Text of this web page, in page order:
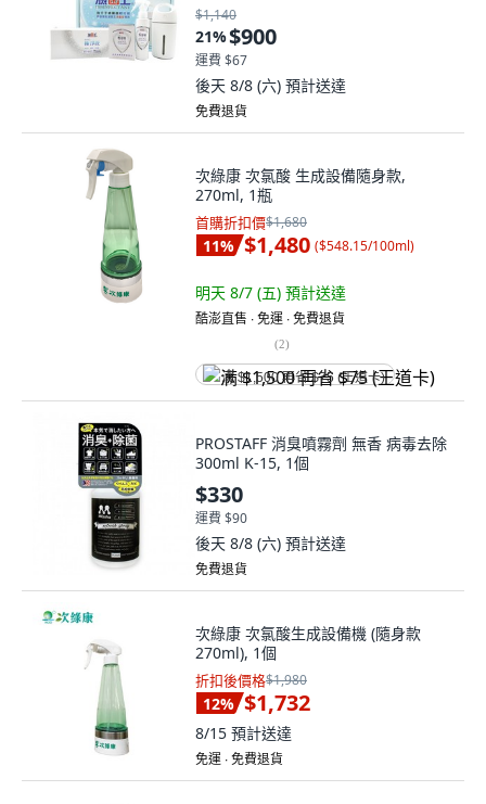
$1,140
21%$900
運費 $67
後天 8/8 (六) 預計送達
免費退貨
次綠康 次氯酸 生成設備隨身款,
270ml, 1瓶
首購折扣價$1,680
11% $1,480 ($548.15/100ml)
明天 8/7 (五) 預計送達
酷澎直售 ∙ 免運 ∙ 免費退貨
(2)
满 $1,500 再省 $75 (王道卡)
PROSTAFF 消臭噴霧劑 無香 病毒去除
300ml K-15, 1個
$330
運費 $90
後天 8/8 (六) 預計送達
免費退貨
次綠康 次氯酸生成設備機 (隨身款
270ml), 1個
折扣後價格$1,980
12% $1,732
8/15 預計送達
免運 ∙ 免費退貨